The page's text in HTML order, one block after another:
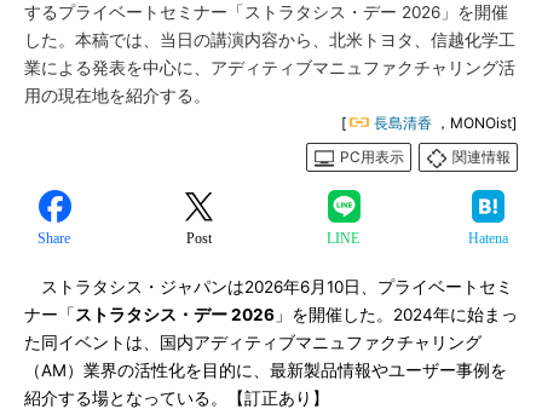
するプライベートセミナー「ストラタシス・デー 2026」を開催
した。本稿では、当日の講演内容から、北米トヨタ、信越化学工
業による発表を中心に、アディティブマニュファクチャリング活
用の現在地を紹介する。
[ 長島清香 ，MONOist]
PC用表示
関連情報
Share Post LINE Hatena
ストラタシス・ジャパンは2026年6月10日、プライベートセミ
ナー「 ストラタシス・デー 2026 」を開催した。2024年に始まっ
た同イベントは、国内アディティブマニュファクチャリング
（AM）業界の活性化を目的に、最新製品情報やユーザー事例を
紹介する場となっている。【訂正あり】